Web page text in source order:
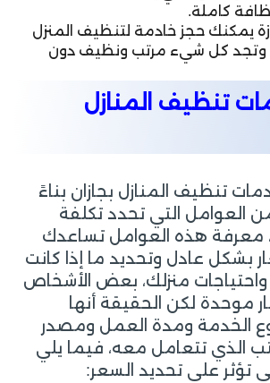
كاملة.
يمكنك حجز خادمة لتنظيف المنزل
وتجد كل شيء مرتب ونظيف دون
تنظيف المنازل
تنظيف المنازل بجازان بناءً
التي تحدد تكلفة
معرفة هذه العوامل تساعدك
بشكل عادل وتحديد ما إذا كانت
واحتياجات منزلك، بعض الأشخاص
موحدة لكن الحقيقة أنها
الخدمة ومدة العمل ومصدر
الذي تتعامل معه، فيما يلي
تؤثر على تحديد السعر: